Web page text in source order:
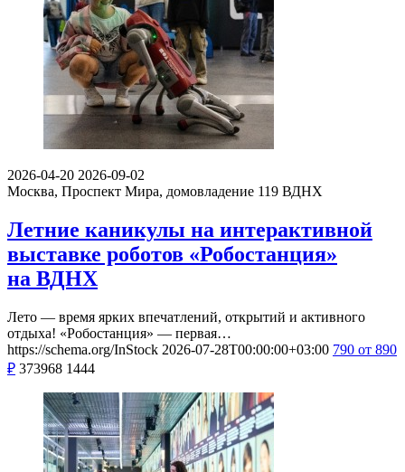
2026-04-20 2026-09-02
Москва, Проспект Мира, домовладение 119 ВДНХ
Летние каникулы на интерактивной
выставке роботов «Робостанция»
на ВДНХ
Лето — время ярких впечатлений, открытий и активного
отдыха! «Робостанция» — первая…
https://schema.org/InStock 2026-07-28T00:00:00+03:00 790 от 890
₽ 373968 1444